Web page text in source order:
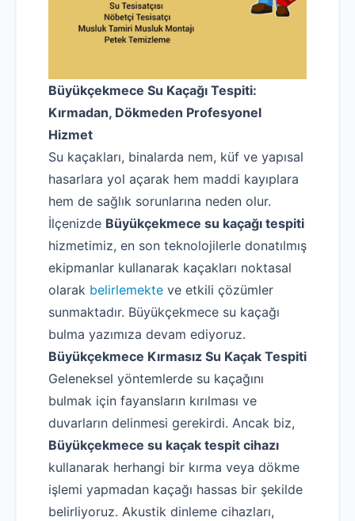
Büyükçekmece Su Kaçağı Tespiti:
Kırmadan, Dökmeden Profesyonel
Hizmet
Su kaçakları, binalarda nem, küf ve yapısal
hasarlara yol açarak hem maddi kayıplara
hem de sağlık sorunlarına neden olur.
İlçenizde Büyükçekmece su kaçağı tespiti
hizmetimiz, en son teknolojilerle donatılmış
ekipmanlar kullanarak kaçakları noktasal
olarak belirlemekte ve etkili çözümler
sunmaktadır. Büyükçekmece su kaçağı
bulma yazımıza devam ediyoruz.
Büyükçekmece Kırmasız Su Kaçak Tespiti
Geleneksel yöntemlerde su kaçağını
bulmak için fayansların kırılması ve
duvarların delinmesi gerekirdi. Ancak biz,
Büyükçekmece su kaçak tespit cihazı
kullanarak herhangi bir kırma veya dökme
işlemi yapmadan kaçağı hassas bir şekilde
belirliyoruz. Akustik dinleme cihazları,